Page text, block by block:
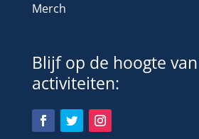
Merch
Blijf op de hoogte
activiteiten: